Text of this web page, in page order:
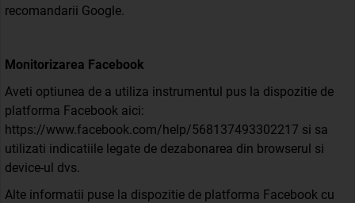
recomandarii Google.
Monitorizarea Facebook
Aveti optiunea de a utiliza instrumentul pus la dispozitie de
platforma Facebook aici:
https://www.facebook.com/help/568137493302217 si sa
utilizati indicatiile legate de dezabonarea din browserul si
device-ul dvs.
Alte informatii puse la dispozitie de platforma Facebook cu